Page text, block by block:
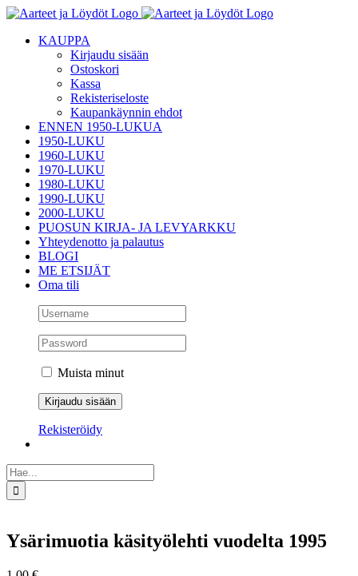
Skip
contentKAUPPA
Kirjaudu sisään
Ostoskori
Kassa
Rekisteriseloste
Kaupankäynnin ehdot
ENNEN 1950-LUKUA
1950-LUKU
1960-LUKU
1970-LUKU
1980-LUKU
1990-LUKU
2000-LUKU
PUOSUN KIRJA- JA LEVYARKKU
Yhteydenotto ja palautus
BLOGI
ME ETSIJÄT
Oma tili
Muista minut
Rekisteröidy
Etsi
...
Ysärimuotia käsityölehti vuodelta 1995